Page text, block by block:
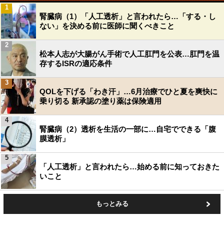
腎臓病（1）「人工透析」と言われたら…「する・し
ない」を決める前に医師に聞くべきこと
1
松本人志が大腸がん手術で人工肛門を公表…肛門を温
存するISRの適応条件
2
QOLを下げる「わき汗」…6月治療でひと夏を爽快に
乗り切る 新承認の塗り薬は保険適用
3
腎臓病（2）透析を生活の一部に…自宅でできる「腹
膜透析」
4
「人工透析」と言われたら…始める前に知っておきた
いこと
5
もっとみる